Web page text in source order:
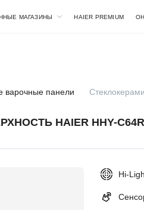
МАГАЗИНЫ HAIER PREMIUM
варочные панели
HAIER HHY-
Hi-